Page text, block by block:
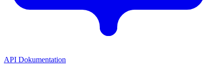
API Dokumentation